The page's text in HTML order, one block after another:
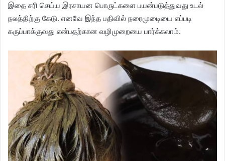
இதை சரி செய்ய இரசாயன பொருட்களை பயன்படுத்துவது உடல்
நலத்திற்கு கேடு. எனவே இந்த பதிவில் நரைமுடைியை எப்படி
கருப்பாக்குவது என்பதற்கான வழிமுறையை பார்க்கலாம்.